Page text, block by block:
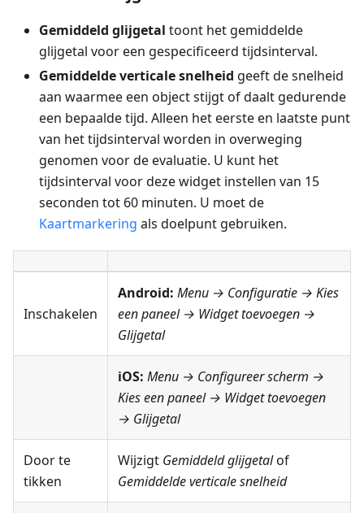
Gemiddeld glijgetal toont het gemiddelde
glijgetal voor een gespecificeerd tijdsinterval.
Gemiddelde verticale snelheid geeft de snelheid
aan waarmee een object stijgt of daalt gedurende
een bepaalde tijd. Alleen het eerste en laatste punt
van het tijdsinterval worden in overweging
genomen voor de evaluatie. U kunt het
tijdsinterval voor deze widget instellen van 15
seconden tot 60 minuten. U moet de
Kaartmarkering als doelpunt gebruiken.
Inschakelen
Android: Menu → Configuratie → Kies
een paneel → Widget toevoegen →
Glijgetal
iOS: Menu → Configureer scherm →
Kies een paneel → Widget toevoegen
→ Glijgetal
Door te
tikken
Wijzigt Gemiddeld glijgetalof
Gemiddelde verticale snelheid